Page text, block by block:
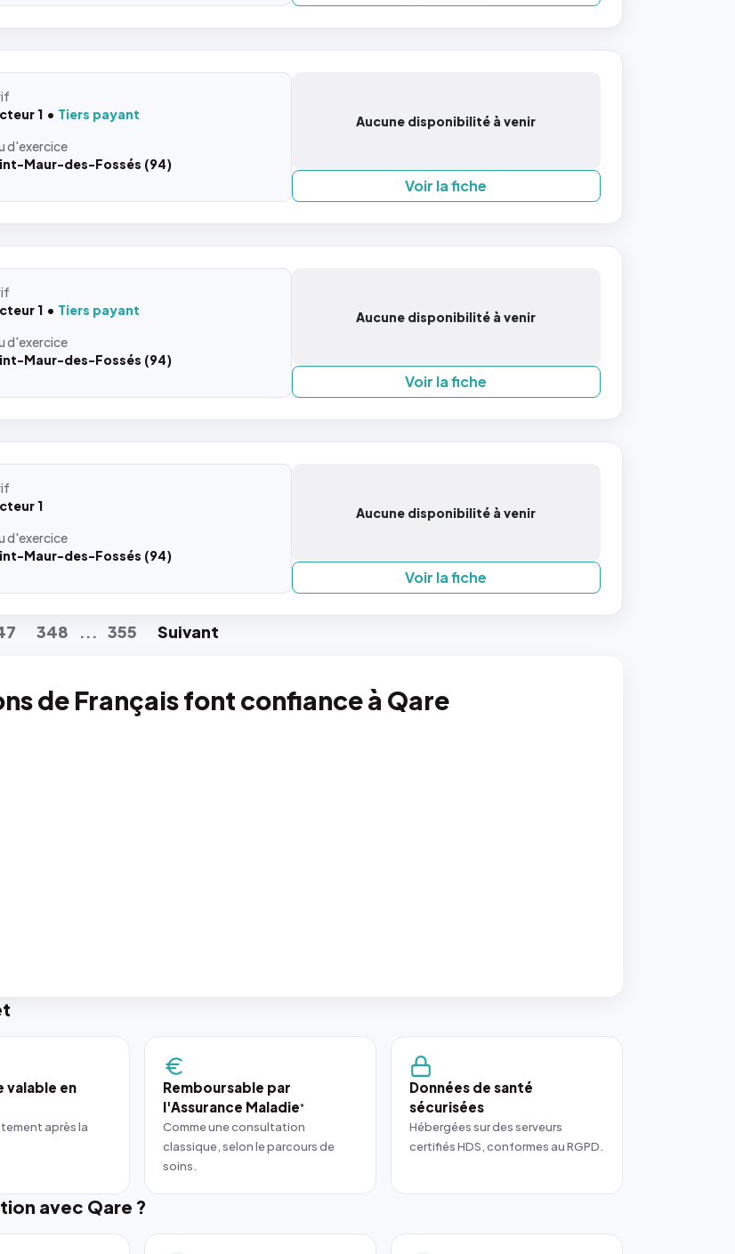
1
Tiers payant
d'exercice
Maur-des-Fossés (94)
Aucune disponibilité à venir
Voir la fiche
1
Tiers payant
d'exercice
Maur-des-Fossés (94)
Aucune disponibilité à venir
Voir la fiche
1
d'exercice
Maur-des-Fossés (94)
Aucune disponibilité à venir
Voir la fiche
348 ... 355 Suivant
de Français font confiance à Qare
valable en
après la
Remboursable par
l'Assurance Maladie*
Comme une consultation
classique, selon le parcours de
soins.
Données de santé
sécurisées
Hébergées sur des serveurs
certifiés HDS, conformes au RGPD.
avec Qare ?